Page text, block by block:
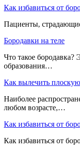
Как избавиться от
Пациенты,
Бородавки на теле
Что такое
образования…
Как вылечить
Наиболее
любом возрасте,…
Как избавиться от
Как избавиться от